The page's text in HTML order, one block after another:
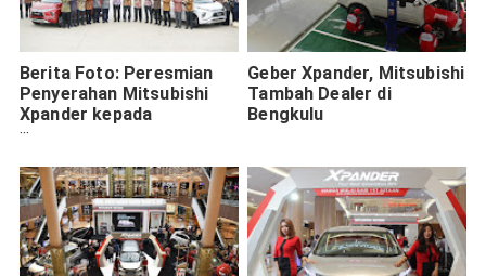
Berita Foto: Peresmian
Penyerahan Mitsubishi
Xpander kepada
Konsumen
Geber Xpander, Mitsubishi
Tambah Dealer di
Bengkulu